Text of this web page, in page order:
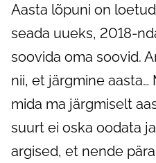
Aasta lõpuni on
seada uueks, 2018-
soovida oma soovid.
nii, et järgmine aasta…
mida ma järgmiselt
suurt ei oska oodata
argised, et nende